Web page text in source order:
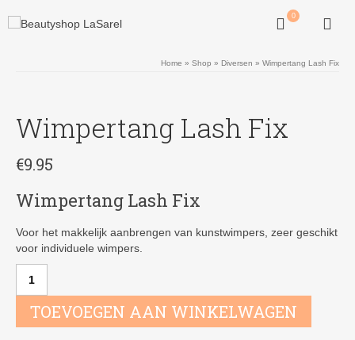
0
Home » Shop » Diversen » Wimpertang Lash Fix
Wimpertang Lash Fix
€9.95
Wimpertang Lash Fix
Voor het makkelijk aanbrengen van kunstwimpers, zeer geschikt
voor individuele wimpers.
Lash
aantal
TOEVOEGEN AAN WINKELWAGEN